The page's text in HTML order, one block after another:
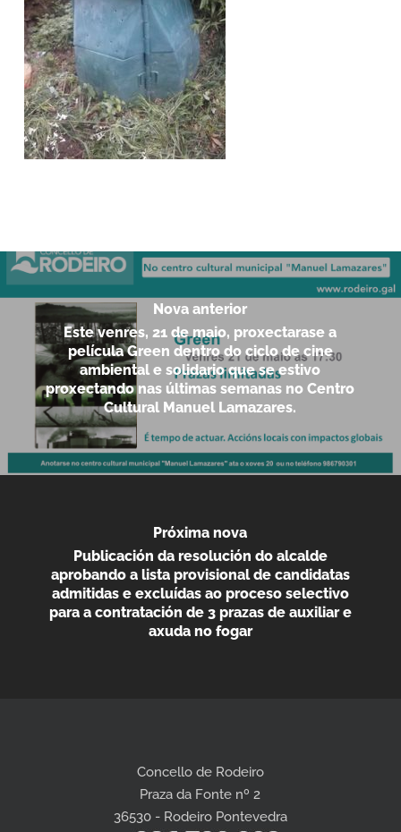
Nova anterior
Este venres, 21 de maio, proxectarase a
película Green dentro do ciclo de cine
ambiental e solidario que se estivo
proxectando nas últimas semanas no Centro
Cultural Manuel Lamazares.
Próxima nova
Publicación da resolución do alcalde
aprobando a lista provisional de candidatas
admitidas e excluídas ao proceso selectivo
para a contratación de 3 prazas de auxiliar e
axuda no fogar
Concello de Rodeiro
Praza da Fonte nº 2
36530 - Rodeiro Pontevedra